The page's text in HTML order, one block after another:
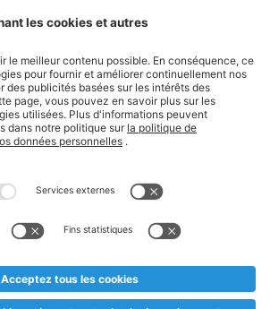
Belgique
astérisque et mentions légales
temporairement et jusqu'à
bien étudié, nous serions
de stock. Prix Recupel et TVA incl.
de la forme masculine a été adoptée